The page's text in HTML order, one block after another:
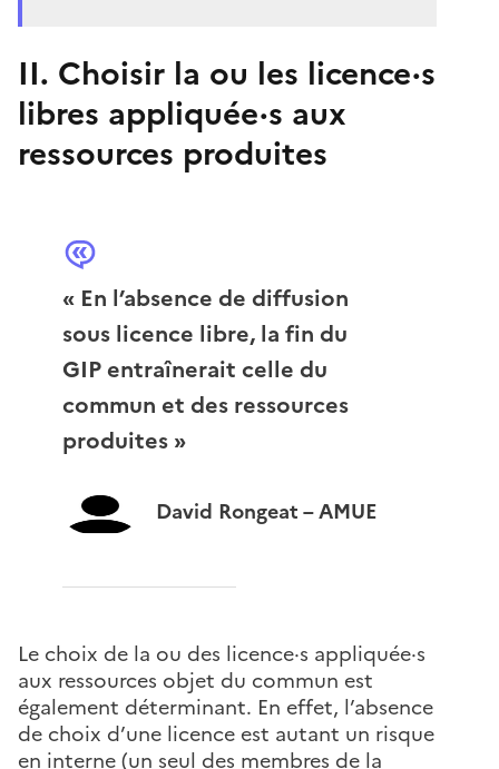
II. Choisir la ou les licence·s
libres appliquée·s aux
ressources produites
« En l’absence de diffusion
sous licence libre, la fin du
GIP entraînerait celle du
commun et des ressources
produites »
David Rongeat – AMUE
Le choix de la ou des licence·s appliquée·s
aux ressources objet du commun est
également déterminant. En effet, l’absence
de choix d’une licence est autant un risque
en interne (un seul des membres de la